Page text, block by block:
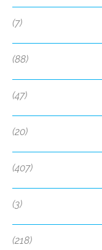
(7)
(88)
(47)
(20)
(407)
(3)
(218)